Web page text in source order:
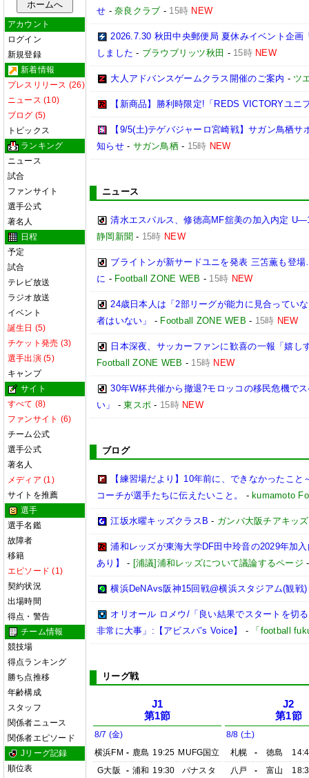
アカウント
ログイン
新規登録
新着情報
プレスリリース (26)
ニュース (10)
ブログ (5)
トピックス
ランキング
ニュース
試合
ファンサイト
選手公式
著名人
日程
予定
試合
テレビ放送
ラジオ放送
イベント
誕生日 (5)
チケット発売 (3)
選手出演 (5)
キャンプ
サイト
すべて (8)
ファンサイト (6)
チーム公式
選手公式
著名人
メディア (1)
サイトを推薦
選手
選手名鑑
故障者
移籍
エピソード (1)
契約状況
出場時間
得点・警告
チーム情報
競技場
得点ランキング
勝ち点推移
年齢構成
スタッフ
関係者ニュース
関係者エピソード
Jリーグ記録
順位表
せ -奈良クラブ - 15時 NEW
2026.7.30 秋田中央郵便局 夏休みイベント企
しました - ブラウブリッツ秋田 - 15時 NEW
大人アドバンスゲームクラス開催のご案内 - ツ
【新商品】勝利時限定!「REDS VICTORYユニ
【9/5(土)テゲバジャーロ宮崎戦】サガン鳥栖
知らせ- サガン鳥栖- 15時 NEW
ニュース
清水エスパルス、修徳高MF舘美の加入内定
静岡新聞 - 15時 NEW
ブライトンが新サードユニを発表 三笘薫も登
に - Football ZONE WEB - 15時 NEW
24歳日本人は「2部リーグが能力に見合ってい
者はいない」
- Football ZONE WEB - 15時 NEW
日本深夜、サッカーファンに歓喜の一報「嬉
Football ZONE WEB - 15時 NEW
30年W杯共催から撤退?モロッコの移民危機で
い」
-東スポ - 15時 NEW
ブログ
【練習場だより】10年前に、できなかったこ
コーチが選手たちに伝えたいこと。
- kumamoto
江坂水曜キッズクラスB - ガンバ大阪チアキッ
浦和レッズが東海大学DF田中玲音の2029年加
あり】
- [浦議]浦和レッズについて議論するページ
横浜DeNAvs阪神15回戦@横浜スタジアム(観戦)
オリオール ロメウ/「良い結果でスタートを切
非常に大事」:【アビスパ’s Voice】
- 「football
リーグ戦
J1
第1節
8/7 (金)
横浜FM - 鹿島 19:25 MUFG国立
G大阪
- 浦和 19:30
パナスタ
J2
第1節
8/8 (土)
札幌
- 徳島
八戸
- 富山